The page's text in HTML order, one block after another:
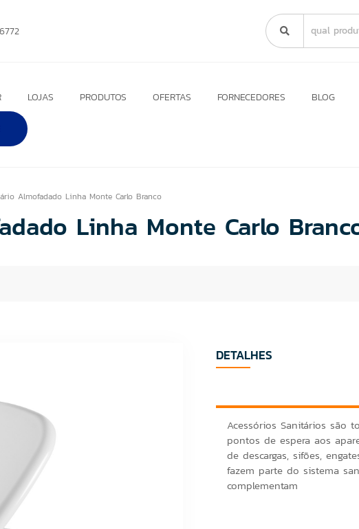
LOJAS PRODUTOS OFERTAS FORNECEDORES BLOG
Almofadado Linha Monte Carlo Branco
Linha Monte Carlo
DETALHES
Acessórios Sanitários são
pontos de espera aos
de descargas, sifões,
fazem parte do sistema
complementam